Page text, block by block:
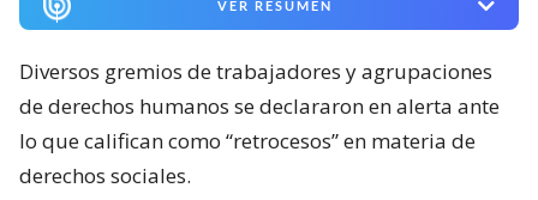
VER RESUMEN
Diversos gremios de trabajadores y agrupaciones
de derechos humanos se declararon en alerta ante
lo que califican como “retrocesos” en materia de
derechos sociales.